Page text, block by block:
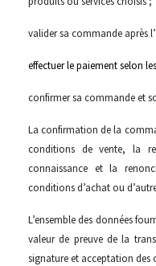
valider sa commande après
effectuer le paiement selon
confirmer sa commande et
La confirmation de la
conditions de vente, la
connaissance et la
conditions d’achat ou
L’ensemble des données
valeur de preuve de la
signature et acceptation des